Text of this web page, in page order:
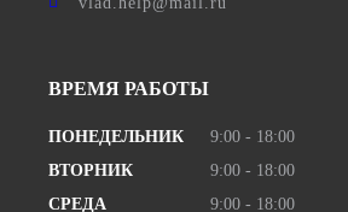
ВРЕМЯ РАБОТЫ
ПОНЕДЕЛЬНИК
9:00 - 18:00
ВТОРНИК
9:00 - 18:00
СРЕДА
9:00 - 18:00